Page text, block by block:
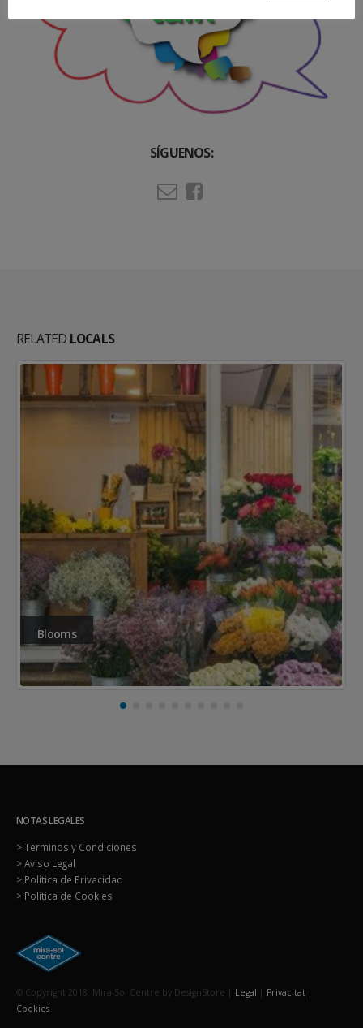
SÍGUENOS:
RELATED LOCALS
Bicibox | HUB Sant Cugat del Vallès
NOTAS LEGALES
> Terminos y Condiciones
> Aviso Legal
> Política de Privacidad
> Política de Cookies
© Copyright 2018. Mira-Sol Centre by DesignStore | Legal | Privacitat |
Cookies